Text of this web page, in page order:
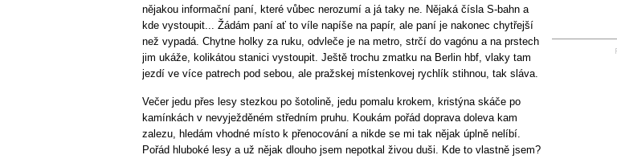
nějakou informační paní, které vůbec nerozumí a já taky ne. Nějaká čísla S-bahn a
kde vystoupit... Žádám paní ať to víle napíše na papír, ale paní je nakonec chytřejší
než vypadá. Chytne holky za ruku, odvleče je na metro, strčí do vagónu a na prstech
jim ukáže, kolikátou stanici vystoupit. Ještě trochu zmatku na Berlin hbf, vlaky tam
jezdí ve více patrech pod sebou, ale pražskej místenkovej rychlík stihnou, tak sláva.
Večer jedu přes lesy stezkou po šotolině, jedu pomalu krokem, kristýna skáče po
kamínkách v nevyježděném středním pruhu. Koukám pořád doprava doleva kam
zalezu, hledám vhodné místo k přenocování a nikde se mi tak nějak úplně nelíbí.
Pořád hluboké lesy a už nějak dlouho jsem nepotkal živou duši. Kde to vlastně jsem?